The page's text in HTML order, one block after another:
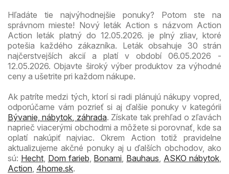
Hľadáte tie najvýhodnejšie ponuky? Potom ste na
správnom mieste! Nový leták Action s názvom Action
Action leták platný do 12.05.2026. je plný zliav, ktoré
potešia každého zákazníka. Leták obsahuje 30 strán
najčerstvejších akcií a platí v období 06.05.2026 -
12.05.2026. Objavte široký výber produktov za výhodné
ceny a ušetrite pri každom nákupe.
Ak patríte medzi tých, ktorí si radi plánujú nákupy vopred,
odporúčame vám pozrieť si aj ďalšie ponuky v kategórii
Bývanie, nábytok, záhrada. Získate tak prehľad o zľavách
naprieč viacerými obchodmi a môžete si porovnať, kde sa
oplatí nakúpiť najviac. Okrem Action totiž pravidelne
aktualizujeme akčné ponuky aj u ďalších obchodov, ako
sú: Hecht, Dom farieb Bonami Bauhaus ASKO nábytok
Action 4home.sk.